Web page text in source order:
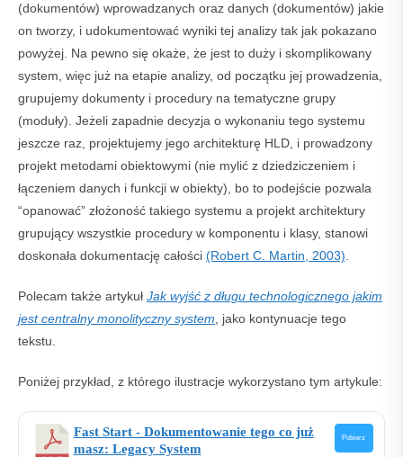
(dokumentów) wprowadzanych oraz danych (dokumentów) jakie
on tworzy, i udokumentować wyniki tej analizy tak jak pokazano
powyżej. Na pewno się okaże, że jest to duży i skomplikowany
system, więc już na etapie analizy, od początku jej prowadzenia,
grupujemy dokumenty i procedury na tematyczne grupy
(moduły). Jeżeli zapadnie decyzja o wykonaniu tego systemu
jeszcze raz, projektujemy jego architekturę HLD, i prowadzony
projekt metodami obiektowymi (nie mylić z dziedziczeniem i
łączeniem danych i funkcji w obiekty), bo to podejście pozwala
“opanować” złożoność takiego systemu a projekt architektury
grupujący wszystkie procedury w komponentu i klasy, stanowi
doskonała dokumentację całości (Robert C. Martin, 2003).
Polecam także artykuł Jak wyjść z długu technologicznego jakim
jest centralny monolityczny system, jako kontynuacje tego
tekstu.
Poniżej przykład, z którego ilustracje wykorzystano tym artykule:
Fast Start - Dokumentowanie tego co już
masz: Legacy System
Pobierz